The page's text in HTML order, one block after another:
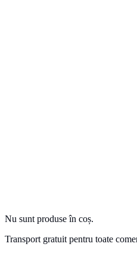
Nu sunt produse în coș.
Transport gratuit pentru toate